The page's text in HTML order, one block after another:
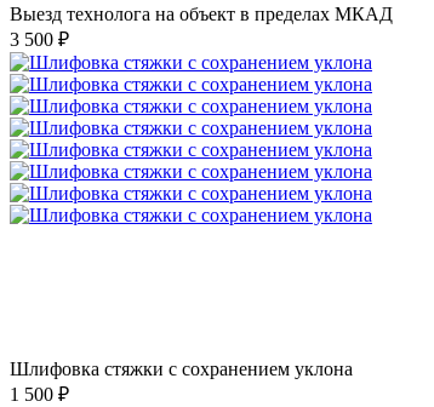
Выезд технолога на объект в пределах МКАД
3 500 ₽
Шлифовка стяжки с сохранением уклона
1 500 ₽